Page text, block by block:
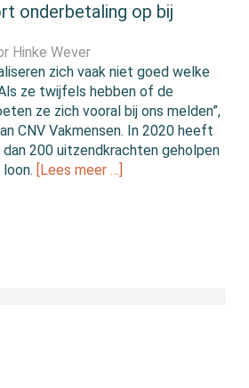
onderbetaling op bij
Hinke Wever
zich vaak niet goed welke
ze twijfels hebben of de
ze zich vooral bij ons melden”,
CNV Vakmensen. In 2020 heeft
200 uitzendkrachten geholpen
[Lees meer …]